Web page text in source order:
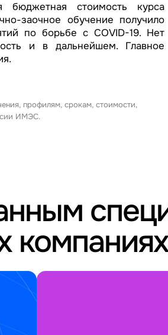
бюджетная стоимость курса
заочное обучение получило
по борьбе с COVID-19. Нет
и в дальнейшем. Главное
профилям, срокам, стоимости,
ИМЭС.